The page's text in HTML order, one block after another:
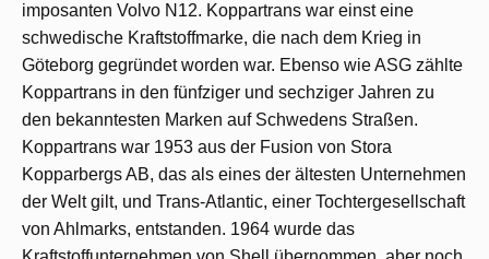
imposanten Volvo N12. Koppartrans war einst eine
schwedische Kraftstoffmarke, die nach dem Krieg in
Göteborg gegründet worden war. Ebenso wie ASG zählte
Koppartrans in den fünfziger und sechziger Jahren zu
den bekanntesten Marken auf Schwedens Straßen.
Koppartrans war 1953 aus der Fusion von Stora
Kopparbergs AB, das als eines der ältesten Unternehmen
der Welt gilt, und Trans-Atlantic, einer Tochtergesellschaft
von Ahlmarks, entstanden. 1964 wurde das